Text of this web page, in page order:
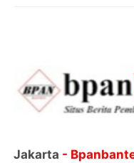
Jakarta -